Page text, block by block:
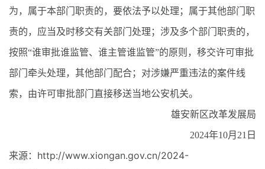
为，属于本部门职责的，要依法予以处理；属于其他部门职
责的，应当及时移交有关部门处理；涉及多个部门职责的，
按照“谁审批谁监管、谁主管谁监管”的原则，移交许可审批
部门牵头处理，其他部门配合；对涉嫌严重违法的案件线
索，由许可审批部门直接移送当地公安机关。
雄安新区改革发展局
2024年10月21日
来源：http://www.xiongan.gov.cn/2024-